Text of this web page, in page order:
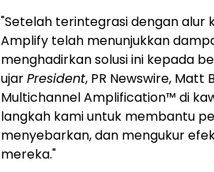
"Setelah terintegrasi dengan alur
Amplify telah menunjukkan
menghadirkan solusi ini kepada
ujarPresident, PR Newswire,
Multichannel Amplification™ di
langkah kami untuk membantu
menyebarkan, dan mengukur
mereka."